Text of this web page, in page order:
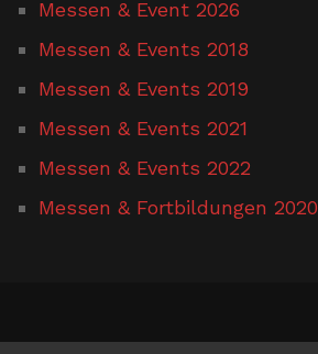
Messen & Event 2026
Messen & Events 2018
Messen & Events 2019
Messen & Events 2021
Messen & Events 2022
Messen & Fortbildungen 2020